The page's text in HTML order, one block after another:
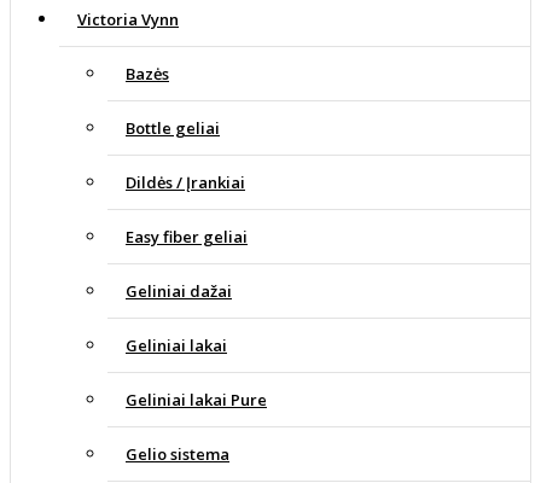
Victoria Vynn
Bazės
Bottle geliai
Dildės / Įrankiai
Easy fiber geliai
Geliniai dažai
Geliniai lakai
Geliniai lakai Pure
Gelio sistema